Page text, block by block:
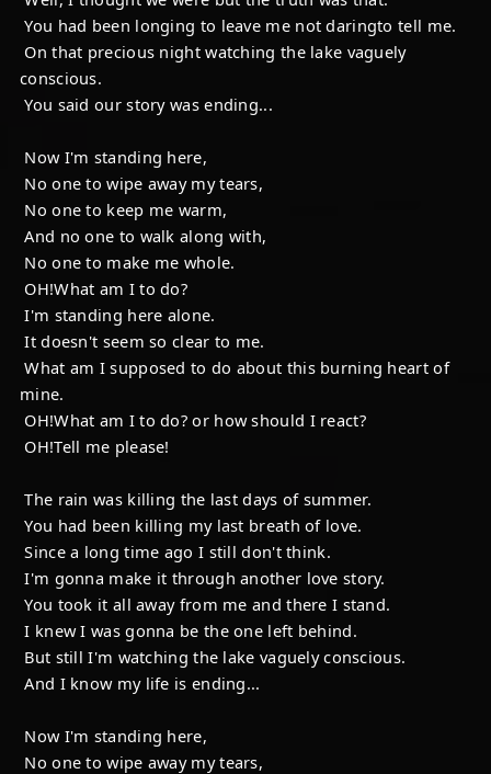
You had been longing to leave me not daringto tell me.
On that precious night watching the lake vaguely
conscious.
You said our story was ending...
Now I'm standing here,
No one to wipe away my tears,
No one to keep me warm,
And no one to walk along with,
No one to make me whole.
OH!What am I to do?
I'm standing here alone.
It doesn't seem so clear to me.
What am I supposed to do about this burning heart of
mine.
OH!What am I to do? or how should I react?
OH!Tell me please!
The rain was killing the last days of summer.
You had been killing my last breath of love.
Since a long time ago I still don't think.
I'm gonna make it through another love story.
You took it all away from me and there I stand.
I knew I was gonna be the one left behind.
But still I'm watching the lake vaguely conscious.
And I know my life is ending...
Now I'm standing here,
No one to wipe away my tears,